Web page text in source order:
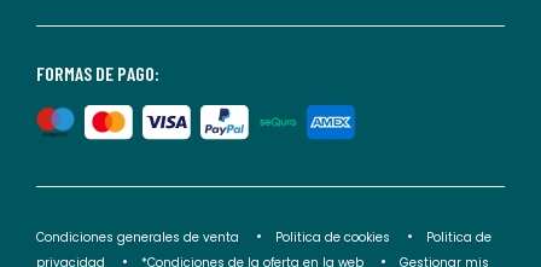
de
privacidad</2>.
FORMAS DE PAGO:
Condiciones generales de venta Politica de cookies
Politica de
privacidad
*Condiciones de la oferta en la web
Gestionar mis